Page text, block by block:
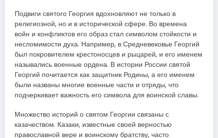
Подвиги святого Георгия вдохновляют не только в
религиозной, но и в исторической сфере. Во времена
войн и конфликтов его образ стал символом стойкости и
несломимости духа. Например, в Средневековье Георгий
был покровителем крестоносцев и рыцарей, и его именем
назывались военные ордена. В истории России святой
Георгий почитается как защитник Родины, а его именем
были названы многие военные части и отряды, что
подчеркивает важность его символа для воинской славы.
Множество историй о святом Георгии связаны с
казачеством. Казаки, известные своей верностью
православной вере и воинскому братству, часто